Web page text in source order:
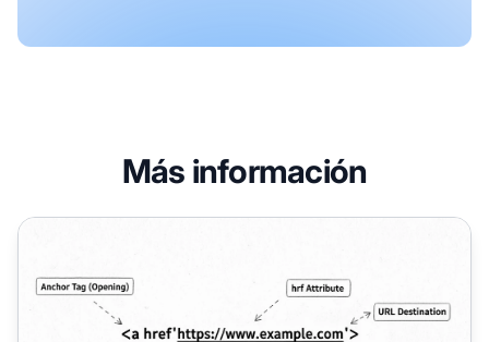
Más información
¿Cómo puedo crear un hipervínculo? Guía completa de